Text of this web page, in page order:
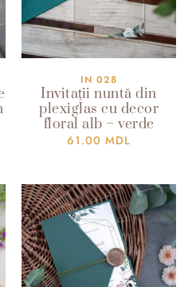
IN 028
Invitații nuntă din
plexiglas cu decor
floral alb – verde
61.00 MDL